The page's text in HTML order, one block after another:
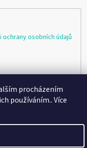
procházením
používáním.. Více
ochrany osobních údajů
práva vyhrazena.